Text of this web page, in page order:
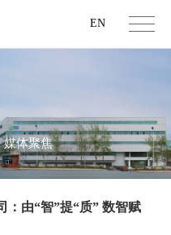
EN
媒体聚焦
：由“智”提“质” 数智赋